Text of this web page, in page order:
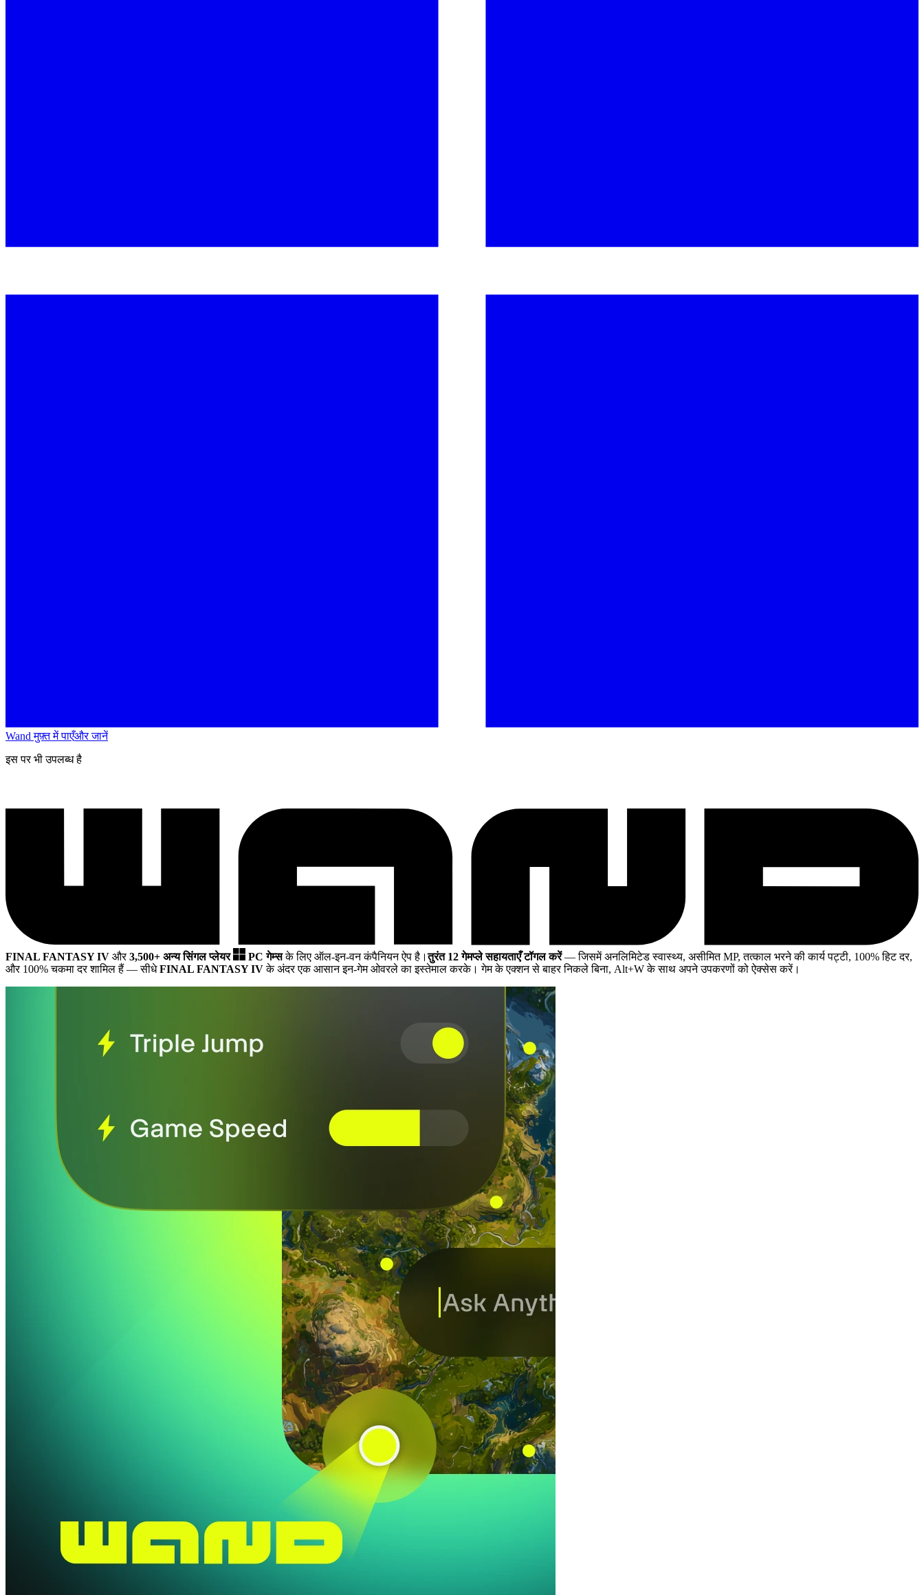
Wand मुफ़्त में पाएँऔर जानें
इस पर भी उपलब्ध है
FINAL FANTASY IV और3,500+ अन्य सिंगल प्लेयर PC गेम्सके लिए ऑल-इन-वन कंपैनियन ऐप है।तुरंत 12 गेमप्ले सहायताएँ टॉगल करें— जिसमें अनलिमिटेड स्वास्थ्य, असीमित MP, तत्काल भरने की कार्य पट्टी, 100% हिट दर,
और 100% चकमा दर शामिल हैं — सीधेFINAL FANTASY IVके अंदर एक आसान इन-गेम ओवरले का इस्तेमाल करके। गेम के एक्शन से बाहर निकले बिना, Alt+W के साथ अपने उपकरणों को ऐक्सेस करें।